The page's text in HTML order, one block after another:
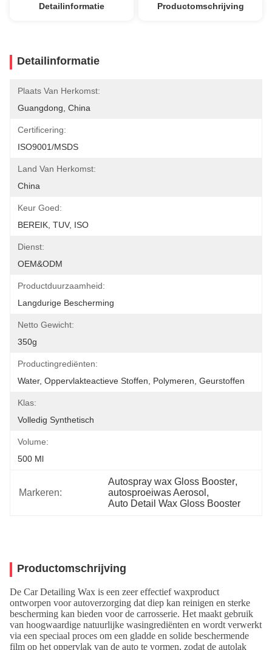
Detailinformatie Productomschrijving
Detailinformatie
Plaats Van Herkomst:
Guangdong, China
Certificering:
ISO9001/MSDS
Land Van Herkomst:
China
Keur Goed:
BEREIK, TUV, ISO
Dienst:
OEM&ODM
Productduurzaamheid:
Langdurige Bescherming
Netto Gewicht:
350g
Productingrediënten:
Water, Oppervlakteactieve Stoffen, Polymeren, Geurstoffen
Klas:
Volledig Synthetisch
Volume:
500 Ml
Markeren:
Autospray wax Gloss Booster,
autosproeiwas Aerosol ,
Auto Detail Wax Gloss Booster
Productomschrijving
De Car Detailing Wax is een zeer effectief waxproduct
ontworpen voor autoverzorging dat diep kan reinigen en sterke
bescherming kan bieden voor de carrosserie. Het maakt gebruik
van hoogwaardige natuurlijke wasingrediënten en wordt verwerkt
via een speciaal proces om een gladde en solide beschermende
film op het oppervlak van de auto te vormen, zodat de autolak